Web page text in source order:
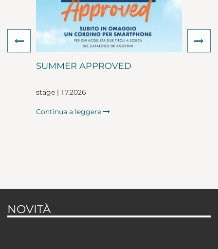
SUMMER APPROVED
stage | 1.7.2026
Continua a leggere
Previous
NOVITÀ